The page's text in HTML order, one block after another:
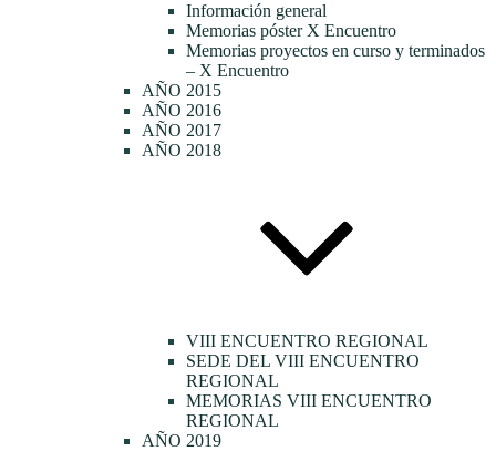
Información general
Memorias póster X Encuentro
Memorias proyectos en curso y terminados
– X Encuentro
AÑO 2015
AÑO 2016
AÑO 2017
AÑO 2018
VIII ENCUENTRO REGIONAL
SEDE DEL VIII ENCUENTRO
REGIONAL
MEMORIAS VIII ENCUENTRO
REGIONAL
AÑO 2019